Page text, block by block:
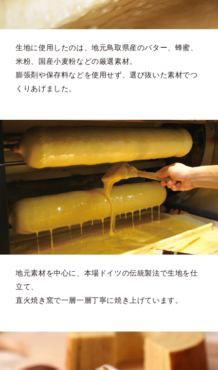
生地に使用したのは、地元鳥取県産のバター、蜂蜜、
米粉、国産小麦粉などの厳選素材。
膨張剤や保存料などを使用せず、選び抜いた素材でつ
くりあげました。
地元素材を中心に、本場ドイツの伝統製法で生地を仕
立て、
直火焼き窯で一層一層丁寧に焼き上げています。